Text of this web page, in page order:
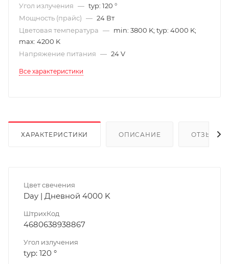
Угол излучения — typ: 120 °
Мощность (прайс) — 24 Вт
Цветовая температура — min: 3800 K; typ: 4000 K;
max: 4200 K
Напряжение питания — 24 V
Все характеристики
ХАРАКТЕРИСТИКИ ОПИСАНИЕ ОТЗЫВЫ
Цвет свечения
Day | Дневной 4000 K
ШтрихКод
4680638938867
Угол излучения
typ: 120 °